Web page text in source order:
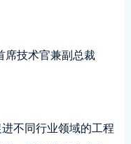
席技术官兼副总裁
不同行业领域的工程